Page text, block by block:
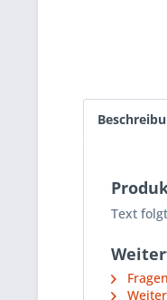
Text folgt